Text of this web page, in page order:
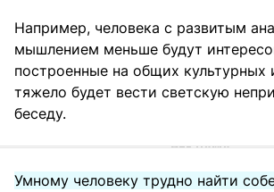
Например, человека с развитым
мышлением меньше будут
построенные на общих культурных
тяжело будет вести светскую
беседу.
Умному человеку трудно найти